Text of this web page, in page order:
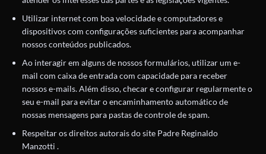
Utilizar internet com boa velocidade e computadores e
dispositivos com configurações suficientes para acompanhar
nossos conteúdos publicados.
Ao interagir em alguns de nossos formulários, utilizar um e-
mail com caixa de entrada com capacidade para receber
nossos e-mails. Além disso, checar e configurar regularmente o
seu e-mail para evitar o encaminhamento automático de
nossas mensagens para pastas de controle de spam.
Respeitar os direitos autorais do site Padre Reginaldo
Manzotti .